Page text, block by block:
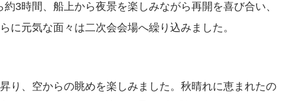
3時間、船上から夜景を楽しみながら再開を喜び合い、
に元気な面々は二次会会場へ繰り込みました。
り、空からの眺めを楽しみました。秋晴れに恵まれたの